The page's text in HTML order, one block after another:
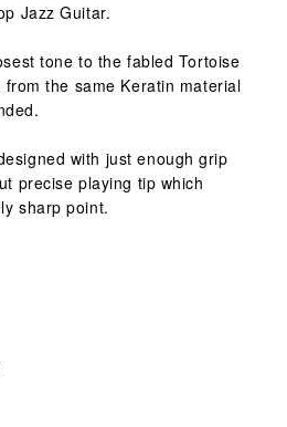
Jazz Guitar.
tone to the fabled Tortoise
the same Keratin material
with just enough grip
precise playing tip which
sharp point.